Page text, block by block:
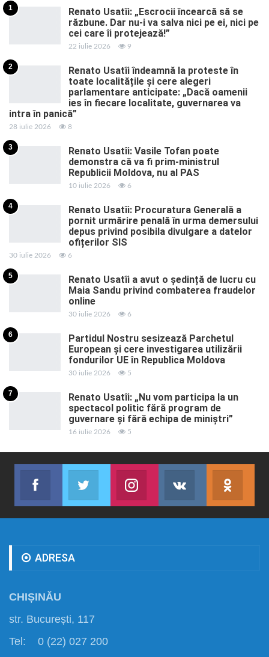
1
Renato Usatîi: „Escrocii încearcă să se
răzbune. Dar nu-i va salva nici pe ei, nici pe
cei care îi protejează!”
22 iulie 2026 9
2
Renato Usatîi îndeamnă la proteste în
toate localitățile și cere alegeri
parlamentare anticipate: „Dacă oamenii
ies în fiecare localitate, guvernarea va
intra în panică”
28 iulie 2026 8
3
Renato Usatîi: Vasile Tofan poate
demonstra că va fi prim-ministrul
Republicii Moldova, nu al PAS
10 iulie 2026 6
4
Renato Usatîi: Procuratura Generală a
pornit urmărire penală în urma demersului
depus privind posibila divulgare a datelor
ofițerilor SIS
30 iulie 2026 6
5
Renato Usatîi a avut o ședință de lucru cu
Maia Sandu privind combaterea fraudelor
online
30 iulie 2026 6
6
Partidul Nostru sesizează Parchetul
European și cere investigarea utilizării
fondurilor UE în Republica Moldova
30 iulie 2026 5
7
Renato Usatîi: „Nu vom participa la un
spectacol politic fără program de
guvernare și fără echipa de miniștri”
16 iulie 2026 5
Facebook
Abonează-te
Twitter
Join us on TwitterJoin us on Instagram
Abonează-te
ADRESA
CHIȘINĂU
str. București, 117
Tel: 0 (22) 027 200